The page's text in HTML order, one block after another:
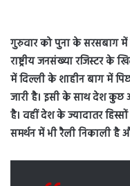
गुरुवार को पुना के सरसबाग
राष्ट्रीय जनसंख्या रजिस्टर के
में दिल्ली के शाहीन बाग में
जारी है। इसी के साथ देश कुछ
है। वहीं देश के ज्यादातर
समर्थन में भी रैली निकाली है